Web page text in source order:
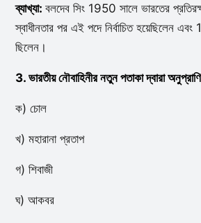
ব্যাখ্যা: বলদেব সিং 1950 সালে ভারতের
স্বাধীনতার পর এই পদে নির্বাচিত হয়েছিলেন
ছিলেন।
3. ভারতীয় নৌবাহিনীর নতুন পতাকা দ্বারা
ক) চোল
খ) মহারানা প্রতাপ
গ) শিবাজী
ঘ) আকবর